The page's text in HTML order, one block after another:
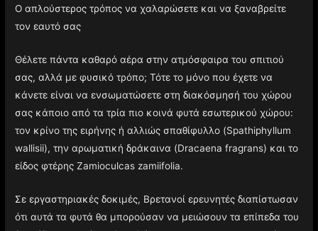
Ο απλούστερος τρόπος να χαλαρώσετε και να ξαναβρείτε
τον εαυτό σας
Θέλετε πάντα καθαρό αέρα στην ατμόσφαιρα του σπιτιού
σας, αλλά με φυσικό τρόπο; Τότε το μόνο που έχετε να
κάνετε είναι να ενσωματώσετε στη διακόσμησή του χώρου
σας κάποιο από τα τρία πιο κοινά φυτά εσωτερικού χώρου:
τον κρίνο της ειρήνης ή αλλιώς σπαθίφυλλο (Spathiphyllum
wallisii), την αρωματική δράκαινα (Dracaena fragrans) και το
είδος φτέρης Zamioculcas zamiifolia.
Σε εργαστηριακές δοκιμές, Βρετανοί ερευνητές διαπίστωσαν
ότι αυτά τα φυτά θα μπορούσαν να μειώσουν τα επίπεδα του